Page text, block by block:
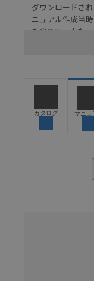
ダウンロードさ
ニュアル作成当
ものです。また
ので、ご使用に
うな用途に使
保できるよう
ン事例は参
置の機能や
があります
カタログ マニュ